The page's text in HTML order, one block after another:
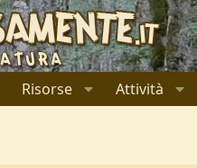
Risorse Attività